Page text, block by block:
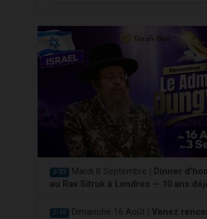
J-33 Mardi 8 Septembre |
Dinner
au Rav Sitruk à Londres — 10 ans
J-10 Dimanche 16 Août | Venez